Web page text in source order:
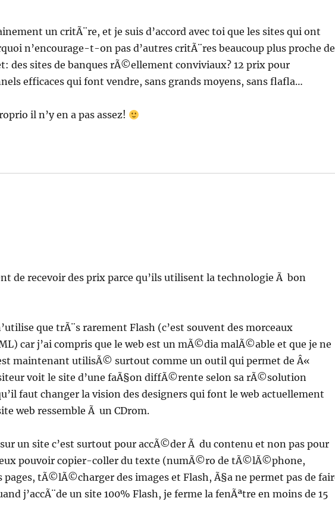
un critÃ¨re, et je suis d’accord avec toi que les sites qui ont
n’encourage-t-on pas d’autres critÃ¨res beaucoup plus proche de
des sites de banques rÃ©ellement conviviaux? 12 prix pour
efficaces qui font vendre, sans grands moyens, sans flafla…
il n’y en a pas assez!
de recevoir des prix parce qu’ils utilisent la technologie Ã bon
que trÃ¨s rarement Flash (c’est souvent des morceaux
car j’ai compris que le web est un mÃ©dia malÃ©able et que je ne
maintenant utilisÃ© surtout comme un outil qui permet de Â«
voit le site d’une faÃ§on diffÃ©rente selon sa rÃ©solution
faut changer la vision des designers qui font le web actuellement
web ressemble Ã un CDrom.
un site c’est surtout pour accÃ©der Ã du contenu et non pas pour
pouvoir copier-coller du texte (numÃ©ro de tÃ©lÃ©phone,
pages, tÃ©lÃ©charger des images et Flash, Ã§a ne permet pas de
j’accÃ¨de un site 100% Flash, je ferme la fenÃªtre en moins de 15